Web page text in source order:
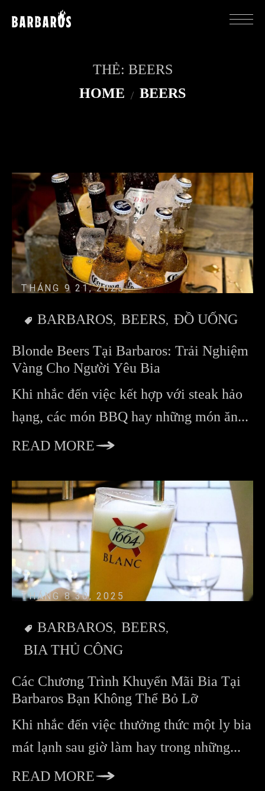
THẺ: BEERS
HOME
BEERS
THÁNG 9 21, 2025
BARBAROS BEERS ĐỒ UỐNG
Blonde Beers Tại Barbaros: Trải Nghiệm
Vàng Cho Người Yêu Bia
Khi nhắc đến việc kết hợp với steak hảo
hạng, các món BBQ hay những món ăn...
READ MORE
THÁNG 8 30, 2025
BARBAROS BEERS
BIA THỦ CÔNG
Các Chương Trình Khuyến Mãi Bia Tại
Barbaros Bạn Không Thể Bỏ Lỡ
Khi nhắc đến việc thưởng thức một ly bia
mát lạnh sau giờ làm hay trong những...
READ MORE